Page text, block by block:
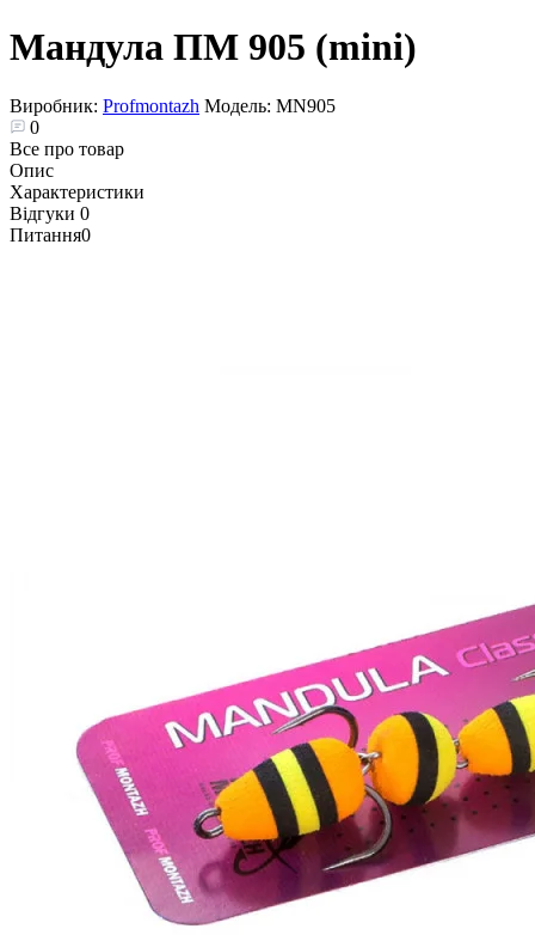
Мандула ПМ 905 (mini)
Виробник: Profmontazh Модель: MN905
0
Все про товар
Опис
Характеристики
Відгуки 0
Питання0